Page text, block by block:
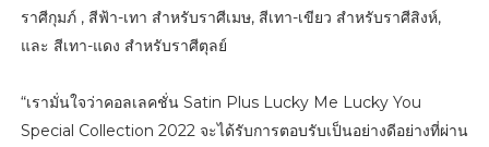
ราศีกุมภ์ , สีฟ้า-เทา สำหรับราศีเมษ, สีเทา-เขียว สำหรับราศีสิงห์,
และ สีเทา-แดง สำหรับราศีตุลย์
“เรามั่นใจว่าคอลเลคชั่น Satin Plus Lucky Me Lucky You
Special Collection 2022 จะได้รับการตอบรับเป็นอย่างดีอย่างที่ผ่าน